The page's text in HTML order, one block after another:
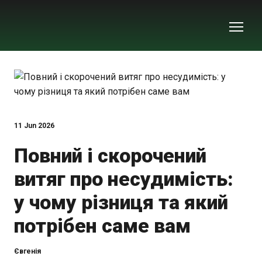
11 Jun 2026
Повний і скорочений
витяг про несудимість:
у чому різниця та який
потрібен саме вам
Євгенія